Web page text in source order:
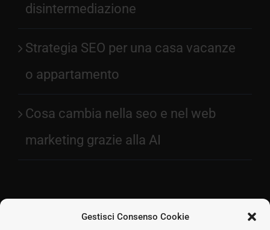
Gestisci Consenso Cookie
disintermediazione
Strategia SEO per una casa vacanze
o appartamento
Cosa cambia nella seo e nel web
marketing grazie alla AI